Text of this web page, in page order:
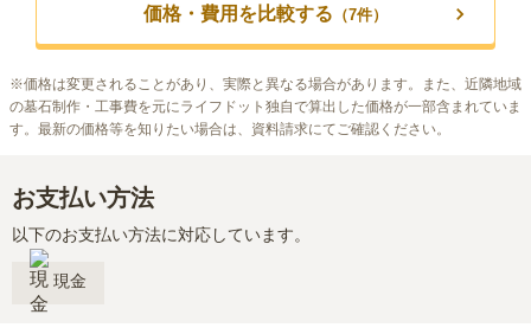
価格・費用を比較する （7件）
※価格は変更されることがあり、実際と異なる場合があります。また、近隣地域
の墓石制作・工事費を元にライフドット独自で算出した価格が一部含まれていま
す。最新の価格等を知りたい場合は、資料請求にてご確認ください。
お支払い方法
以下のお支払い方法に対応しています。
現金